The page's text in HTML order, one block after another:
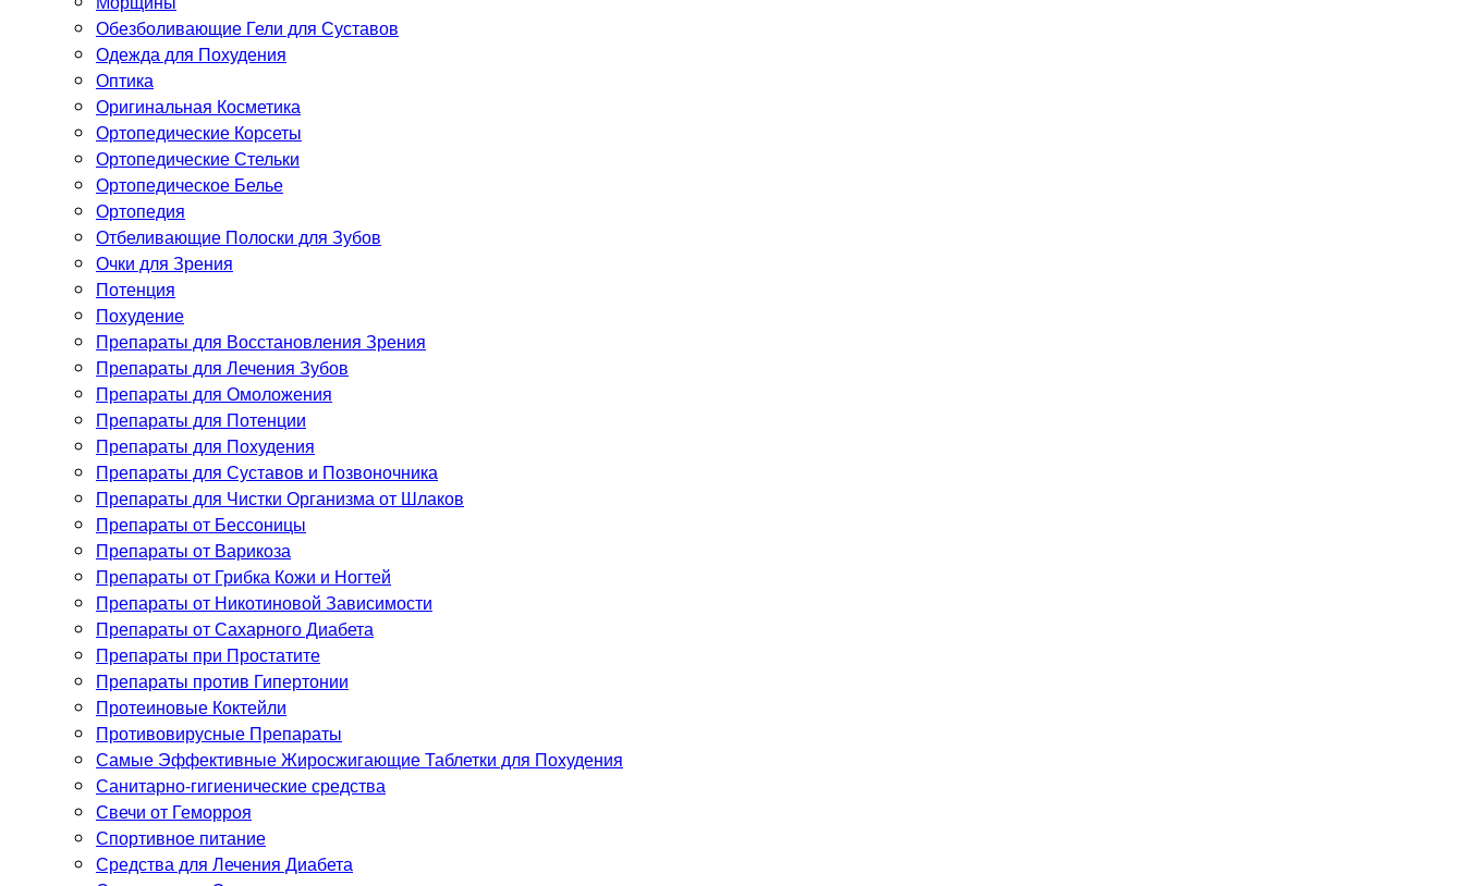
Обезболивающие Гели для Суставов
Одежда для Похудения
Оптика
Оригинальная Косметика
Ортопедические Корсеты
Ортопедические Стельки
Ортопедическое Белье
Ортопедия
Отбеливающие Полоски для Зубов
Очки для Зрения
Потенция
Похудение
Препараты для Восстановления Зрения
Препараты для Лечения Зубов
Препараты для Омоложения
Препараты для Потенции
Препараты для Похудения
Препараты для Суставов и Позвоночника
Препараты для Чистки Организма от Шлаков
Препараты от Бессоницы
Препараты от Варикоза
Препараты от Грибка Кожи и Ногтей
Препараты от Никотиновой Зависимости
Препараты от Сахарного Диабета
Препараты при Простатите
Препараты против Гипертонии
Протеиновые Коктейли
Противовирусные Препараты
Самые Эффективные Жиросжигающие Таблетки для Похудения
Санитарно-гигиенические средства
Свечи от Геморроя
Спортивное питание
Средства для Лечения Диабета